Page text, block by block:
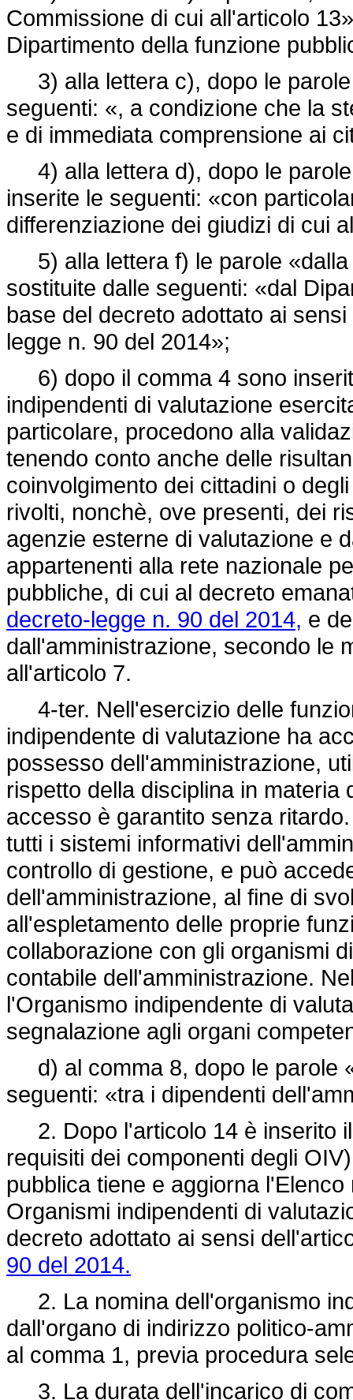
Commissione di cui all'articolo
Dipartimento della funzione
3) alla lettera c), dopo le
seguenti: «, a condizione che la
e di immediata comprensione ai
4) alla lettera d), dopo le
inserite le seguenti: «con
differenziazione dei giudizi di cui
5) alla lettera f) le parole «dalla
sostituite dalle seguenti: «dal
base del decreto adottato ai
legge n. 90 del 2014»;
6) dopo il comma 4 sono
indipendenti di valutazione
particolare, procedono alla
tenendo conto anche delle
coinvolgimento dei cittadini o
rivolti, nonchè, ove presenti, dei
agenzie esterne di valutazione e
appartenenti alla rete nazionale
pubbliche, di cui al decreto
decreto-legge n. 90 del 2014, e
dall'amministrazione, secondo le
all'articolo 7.
4-ter. Nell'esercizio delle
indipendente di valutazione ha
possesso dell'amministrazione,
rispetto della disciplina in materia
accesso è garantito senza
tutti i sistemi informativi
controllo di gestione, e può
dell'amministrazione, al fine di
all'espletamento delle proprie
collaborazione con gli organismi
contabile dell'amministrazione.
l'Organismo indipendente di
segnalazione agli organi
d) al comma 8, dopo le parole
seguenti: «tra i dipendenti
2. Dopo l'articolo 14 è inserito
requisiti dei componenti degli
pubblica tiene e aggiorna
Organismi indipendenti di
decreto adottato ai sensi
90 del 2014.
2. La nomina dell'organismo
dall'organo di indirizzo politico-
al comma 1, previa procedura
3. La durata dell'incarico di